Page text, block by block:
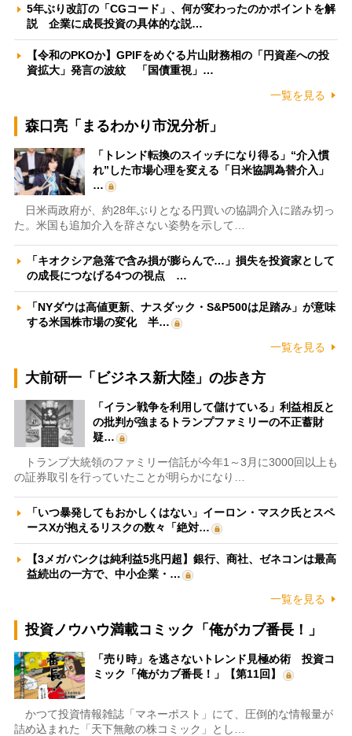
5年ぶり改訂の「CGコード」、何が変わったのかポイントを解
説 企業に成長投資の具体的な説…
【令和のPKOか】GPIFをめぐる片山財務相の「円資産への投
資拡大」発言の波紋 「国債重視」…
一覧を見る
森口亮「まるわかり市況分析」
「トレンド転換のスイッチになり得る」“介入慣
れ”した市場心理を変える「日米協調為替介入」
…
日米両政府が、約28年ぶりとなる円買いの協調介入に踏み切っ
た。米国も追加介入を辞さない姿勢を示して…
「キオクシア急落で含み損が膨らんで…」損失を投資家として
の成長につなげる4つの視点 …
「NYダウは高値更新、ナスダック・S&P500は足踏み」が意味
する米国株市場の変化 半…
一覧を見る
大前研一「ビジネス新大陸」の歩き方
「イラン戦争を利用して儲けている」利益相反と
の批判が強まるトランプファミリーの不正蓄財
疑…
トランプ大統領のファミリー信託が今年1～3月に3000回以上も
の証券取引を行っていたことが明らかになり…
「いつ暴発してもおかしくはない」イーロン・マスク氏とスペ
ースXが抱えるリスクの数々「絶対…
【3メガバンクは純利益5兆円超】銀行、商社、ゼネコンは最高
益続出の一方で、中小企業・…
一覧を見る
投資ノウハウ満載コミック「俺がカブ番長！」
「売り時」を逃さないトレンド見極め術 投資コ
ミック「俺がカブ番長！」【第11回】
かつて投資情報雑誌「マネーポスト」にて、圧倒的な情報量が
詰め込まれた「天下無敵の株コミック」とし…